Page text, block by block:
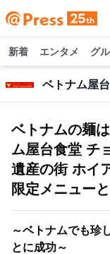
新着 エンタメ グ
ベトナムの麺
ム屋台食堂 チ
遺産の街 ホイ
限定メニュー
～ベトナムでも珍
とに成功～